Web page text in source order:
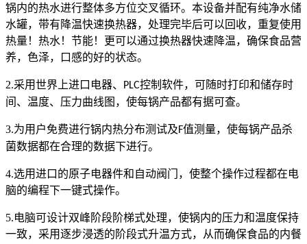
锅内的热水进行整体多方位交叉循环。本设备并配有纯净水储
水罐，带有降温快速换热器，处理完毕后可以回收，重复使用
热量！热水！节能！更可以通过换热器快速降温，确保食品营
养，色泽，口感的好的状态。
2.采用世界上进口电器、 PLC控制软件，可随时打印和储存时
间、温度、压力曲线图，使每锅产品都有据可查。
3.为用户免费进行锅内热分布测试及F值测量，使每锅产品杀
菌数据都在合理的数据下进行。
4.选用进口的原子电器件和自动阀门，使整个操作过程都在电
脑的编程下一键式操作。
5.电脑可设计双峰阶段阶梯式处理，使锅内的压力和温度保持
一致，采用逐步浸透的阶段式升温方式，从而确保食品的内餐